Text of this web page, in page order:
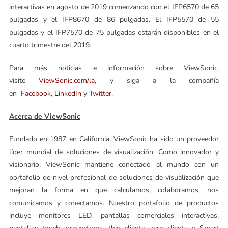
interactivas en agosto de 2019 comenzando con el IFP6570 de 65
pulgadas y el IFP8670 de 86 pulgadas. El IFP5570 de 55
pulgadas y el IFP7570 de 75 pulgadas estarán disponibles en el
cuarto trimestre del 2019.
Para más noticias e información sobre ViewSonic,
visiteViewSonic.com/la, y siga a la compañía
en Facebook, LinkedIn y Twitter.
Acerca de ViewSonic
Fundado en 1987 en California, ViewSonic ha sido un proveedor
líder mundial de soluciones de visualización. Como innovador y
visionario, ViewSonic mantiene conectado al mundo con un
portafolio de nivel profesional de soluciones de visualización que
mejoran la forma en que calculamos, colaboramos, nos
comunicamos y conectamos. Nuestro portafolio de productos
incluye monitores LED, pantallas comerciales interactivas,